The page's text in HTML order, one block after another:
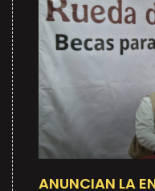
ANUNCIAN LA